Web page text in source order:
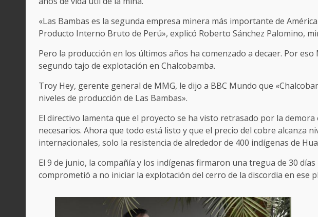
«Las Bambas es la segunda empresa minera más importante de
Producto Interno Bruto de Perú», explicó Roberto Sánchez Palomino,
Pero la producción en los últimos años ha comenzado a decaer. Por
segundo tajo de explotación en Chalcobamba.
Troy Hey, gerente general de MMG, le dijo a BBC Mundo que
niveles de producción de Las Bambas».
El directivo lamenta que el proyecto se ha visto retrasado por la
necesarios. Ahora que todo está listo y que el precio del cobre alcanza
internacionales, solo la resistencia de alrededor de 400 indígenas de
El 9 de junio, la compañía y los indígenas firmaron una tregua de 30
comprometió a no iniciar la explotación del cerro de la discordia en ese